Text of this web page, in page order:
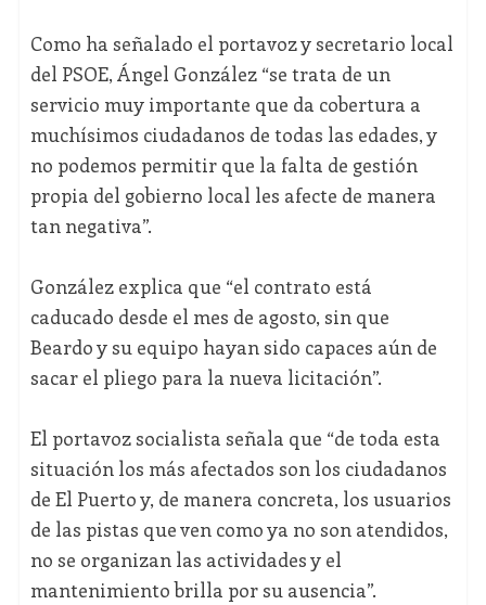
Como ha señalado el portavoz y secretario local
del PSOE, Ángel González “se trata de un
servicio muy importante que da cobertura a
muchísimos ciudadanos de todas las edades, y
no podemos permitir que la falta de gestión
propia del gobierno local les afecte de manera
tan negativa”.
González explica que “el contrato está
caducado desde el mes de agosto, sin que
Beardo y su equipo hayan sido capaces aún de
sacar el pliego para la nueva licitación”.
El portavoz socialista señala que “de toda esta
situación los más afectados son los ciudadanos
de El Puerto y, de manera concreta, los usuarios
de las pistas que ven como ya no son atendidos,
no se organizan las actividades y el
mantenimiento brilla por su ausencia”.